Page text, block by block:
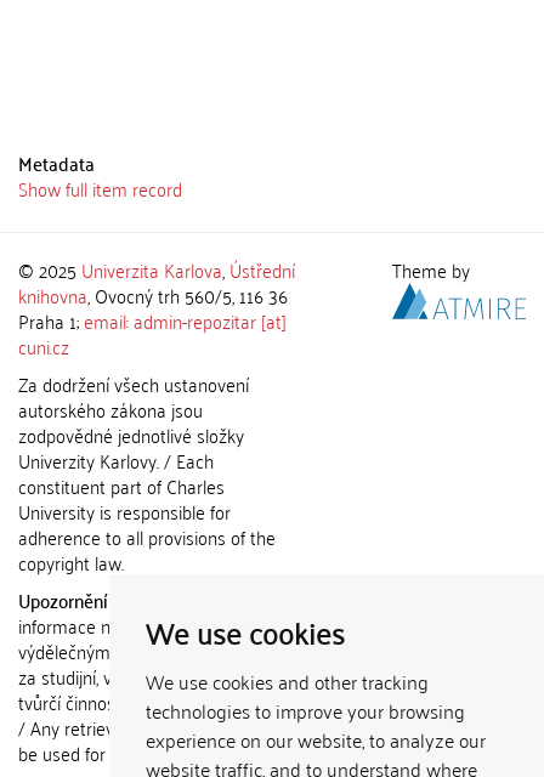
We use cookies
We use cookies and other tracking
technologies to improve your browsing
experience on our website, to analyze our
website traffic, and to understand where
Metadata
Show full item record
© 2025 Univerzita Karlova,Ústřední
knihovna, Ovocný trh 560/5, 116 36
Praha 1;email: admin-repozitar [at]
cuni.cz
Za dodržení všech ustanovení
autorského zákona jsou
zodpovědné jednotlivé složky
Univerzity Karlovy. / Each
constituent part of Charles
University is responsible for
adherence to all provisions of the
copyright law.
Upozornění / Notice:
informace nemohou být použity k
výdělečným účelům nebo vydávány
za studijní, vědeckou nebo jinou
tvůrčí činnost jiné osoby než autora.
/ Any retrieved information shall not
be used for any commercial
Theme by